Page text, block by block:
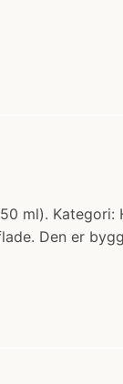
ml).
Den er